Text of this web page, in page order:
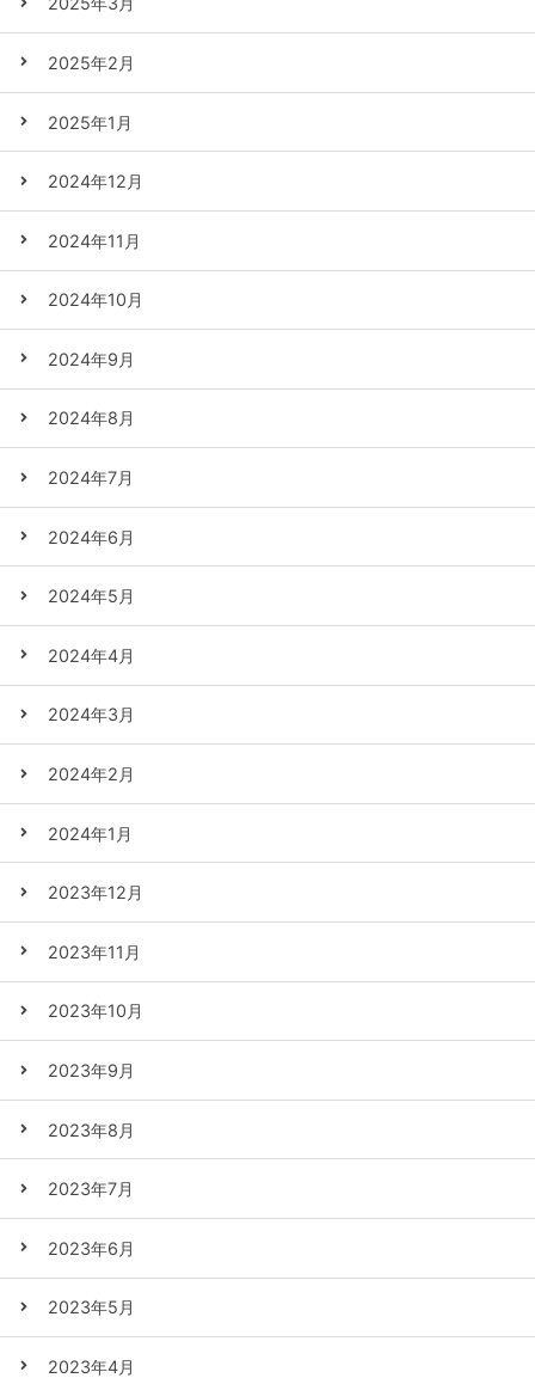
2025年2月
2025年1月
2024年12月
2024年11月
2024年10月
2024年9月
2024年8月
2024年7月
2024年6月
2024年5月
2024年4月
2024年3月
2024年2月
2024年1月
2023年12月
2023年11月
2023年10月
2023年9月
2023年8月
2023年7月
2023年6月
2023年5月
2023年4月